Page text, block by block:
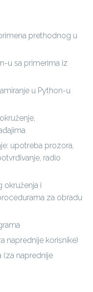
prethodnog u
u sa primerima iz
u Python-u
upotreba prozora,
radio
okruženja i
za obradu
naprednije korisnike)
(za naprednije